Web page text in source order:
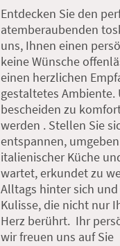
Entdecken Sie den
atemberaubenden
uns, Ihnen einen
keine Wünsche
einen herzlichen
gestaltetes
bescheiden zu
werden . Stellen Sie
entspannen,
italienischer Küche
wartet, erkundet zu
Alltags hinter sich
Kulisse, die nicht nur
Herz berührt. Ihr
wir freuen uns auf Sie